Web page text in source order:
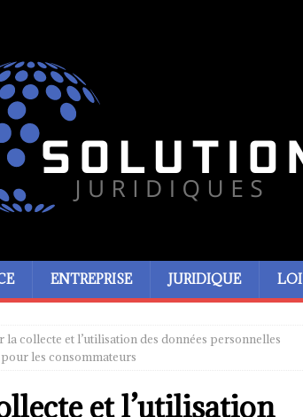
ENTREPRISE JURIDIQUE LOI
la collecte et l’utilisation des données personnelles
les consommateurs
et l’utilisation